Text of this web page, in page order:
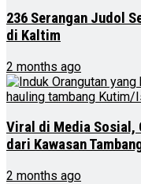
236 Serangan Judol
di Kaltim
2 months ago
Viral di Media Sosial,
dari Kawasan
2 months ago